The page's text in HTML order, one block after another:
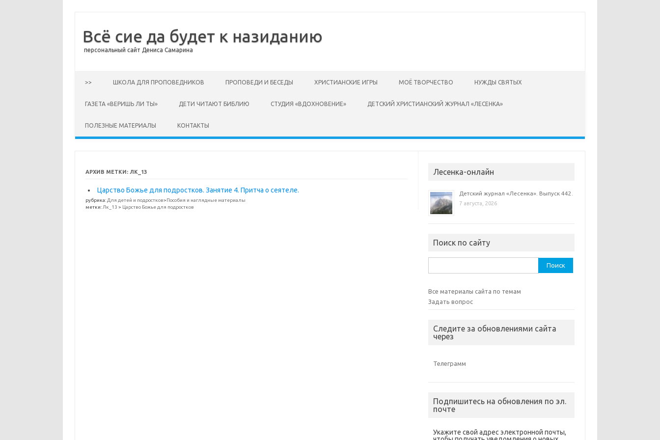
Всё сие да будет к назиданию
персональный сайт Дениса Самарина
>> ШКОЛА ДЛЯ ПРОПОВЕДНИКОВ ПРОПОВЕДИ И БЕСЕДЫ ХРИСТИАНСКИЕ ИГРЫ МОЁ ТВОРЧЕСТВО НУЖДЫ СВЯТЫХ
ГАЗЕТА «ВЕРИШЬ ЛИ ТЫ» ДЕТИ ЧИТАЮТ БИБЛИЮ СТУДИЯ «ВДОХНОВЕНИЕ» ДЕТСКИЙ ХРИСТИАНСКИЙ ЖУРНАЛ «ЛЕСЕНКА»
ПОЛЕЗНЫЕ МАТЕРИАЛЫ КОНТАКТЫ
АРХИВ МЕТКИ: ЛК_13
Царство Божье для подростков. Занятие 4. Притча о сеятеле.
рубрика: Для детей и подростков>Пособия и наглядные материалы
метки: Лк_13 > Царство Божье для подростков
Лесенка-онлайн
Детский журнал «Лесенка». Выпуск 442.
7 августа, 2026
Поиск по сайту
Все материалы сайта по темам
Задать вопрос
Следите за обновлениями сайта
через
Телеграмм
Подпишитесь на обновления по эл.
почте
Укажите свой адрес электронной почты,